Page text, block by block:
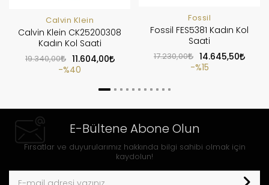
Calvin Klein
Calvin Klein CK25200308
Kadın Kol Saati
19.340,00
11.604,00
%40
Fossil
Fossil FES5381 Kadın Kol
Saati
17.230,00
14.645,50
%15
E-Bültene Abone Olun
Fırsatlar ve duyurularımız hakkında bilgi sahibi olmak için
kaydolun!